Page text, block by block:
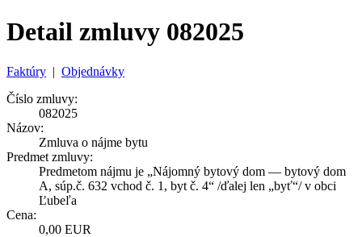
Detail zmluvy 082025
Faktúry | Objednávky
Číslo zmluvy:
082025
Názov:
Zmluva o nájme bytu
Predmet zmluvy:
Predmetom nájmu je „Nájomný bytový dom — bytový dom
A, súp.č. 632 vchod č. 1, byt č. 4“ /ďalej len „byť“/ v obci
Ľubeľa
Cena:
0,00 EUR